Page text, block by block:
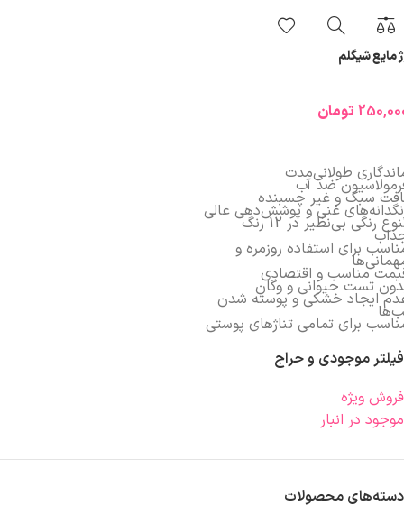
فیلتر موجودی و حراج
فروش ویژه
موجود در انبار
دسته‌های محصولات
مایع شیگلم
تومان
طولانی‌مدت
ضد آب
سبک و غیر چسبنده
غنی و پوشش‌دهی عالی
تنوع رنگی بی‌نظیر در 12 رنگ
برای استفاده روزمره و
مناسب و اقتصادی
تست حیوانی و وگان
ایجاد خشکی و پوسته شدن
برای تمامی تناژهای پوستی